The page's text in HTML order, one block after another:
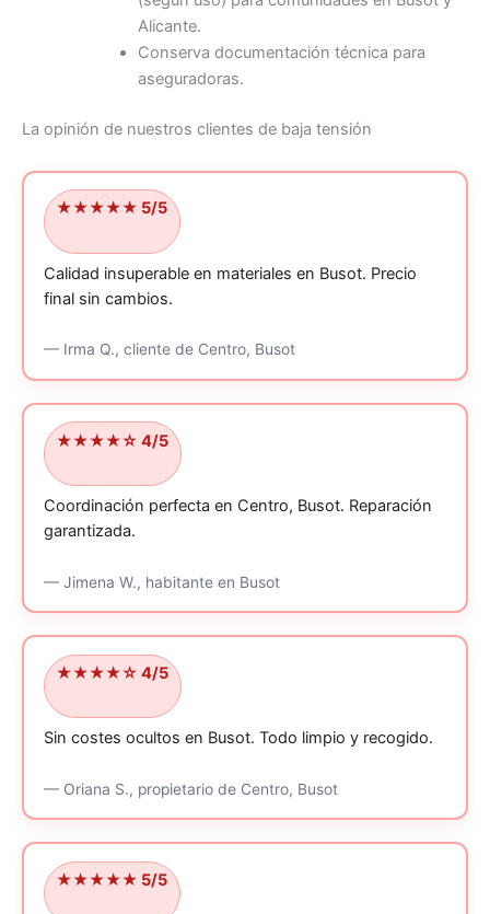
Alicante.
Conserva documentación técnica para
aseguradoras.
La opinión de nuestros clientes de baja tensión
★★★★★ 5/5
Calidad insuperable en materiales en Busot. Precio
final sin cambios.
—Irma Q., clientede Centro, Busot
★★★★☆ 4/5
Coordinación perfecta en Centro, Busot. Reparación
garantizada.
—Jimena W., habitanteen Busot
★★★★☆ 4/5
Sin costes ocultos en Busot. Todo limpio y recogido.
—Oriana S., propietariode Centro, Busot
★★★★★ 5/5